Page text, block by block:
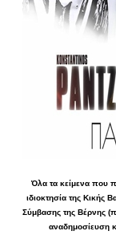
Όλα τα κείμενα που
ιδιοκτησία της Κικής
Σύμβασης της Βέρνης
αναδημοσίευση